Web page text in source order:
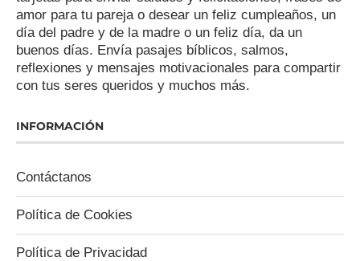
amor para tu pareja o desear un feliz cumpleaños, un
día del padre y de la madre o un feliz día, da un
buenos días. Envía pasajes bíblicos, salmos,
reflexiones y mensajes motivacionales para compartir
con tus seres queridos y muchos más.
INFORMACIÓN
Contáctanos
Política de Cookies
Política de Privacidad